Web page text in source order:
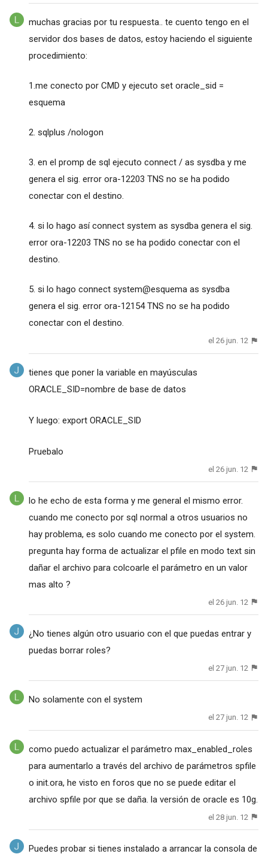
muchas gracias por tu respuesta.. te cuento tengo en el
servidor dos bases de datos, estoy haciendo el siguiente
procedimiento:
1.me conecto por CMD y ejecuto set oracle_sid =
esquema
2. sqlplus /nologon
3. en el promp de sql ejecuto connect / as sysdba y me
genera el sig. error ora-12203 TNS no se ha podido
conectar con el destino.
4. si lo hago así connect system as sysdba genera el sig.
error ora-12203 TNS no se ha podido conectar con el
destino.
5. si lo hago connect system@esquema as sysdba
genera el sig. error ora-12154 TNS no se ha podido
conectar con el destino.
el 26 jun. 12
tienes que poner la variable en mayúsculas
ORACLE_SID=nombre de base de datos
Y luego: export ORACLE_SID
Pruebalo
el 26 jun. 12
lo he echo de esta forma y me general el mismo error.
cuando me conecto por sql normal a otros usuarios no
hay problema, es solo cuando me conecto por el system.
pregunta hay forma de actualizar el pfile en modo text sin
dañar el archivo para colcoarle el parámetro en un valor
mas alto ?
el 26 jun. 12
¿No tienes algún otro usuario con el que puedas entrar y
puedas borrar roles?
el 27 jun. 12
No solamente con el system
el 27 jun. 12
como puedo actualizar el parámetro max_enabled_roles
para aumentarlo a través del archivo de parámetros spfile
o init.ora, he visto en foros que no se puede editar el
archivo spfile por que se daña. la versión de oracle es 10g.
el 28 jun. 12
Puedes probar si tienes instalado a arrancar la consola de